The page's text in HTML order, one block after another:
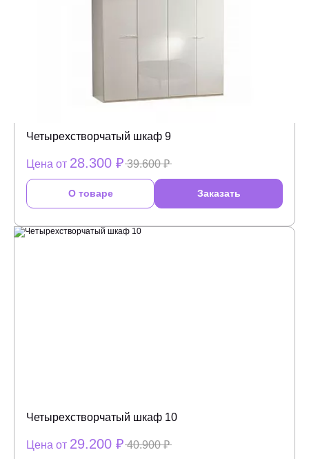
Четырехстворчатый шкаф 9
Цена от 28.300 ₽ 39.600 ₽
О товаре Заказать
Четырехстворчатый шкаф 10
Цена от 29.200 ₽ 40.900 ₽